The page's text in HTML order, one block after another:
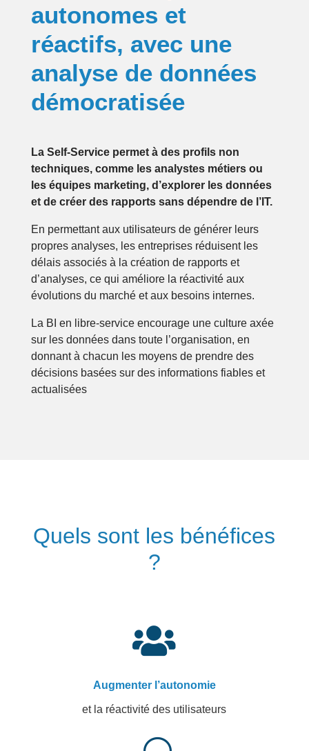
autonomes et
réactifs, avec une
analyse de données
démocratisée
La Self-Service permet à des profils non
techniques, comme les analystes métiers ou
les équipes marketing, d’explorer les données
et de créer des rapports sans dépendre de l’IT.
En permettant aux utilisateurs de générer leurs
propres analyses, les entreprises réduisent les
délais associés à la création de rapports et
d’analyses, ce qui améliore la réactivité aux
évolutions du marché et aux besoins internes.
La BI en libre-service encourage une culture axée
sur les données dans toute l’organisation, en
donnant à chacun les moyens de prendre des
décisions basées sur des informations fiables et
actualisées
Quels sont les bénéfices
?

Augmenter l’autonomie
et la réactivité des utilisateurs